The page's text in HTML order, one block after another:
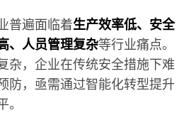
普遍面临着生产效率低、安全
、人员管理复杂等行业痛点。
杂，企业在传统安全措施下难
防，亟需通过智能化转型提升